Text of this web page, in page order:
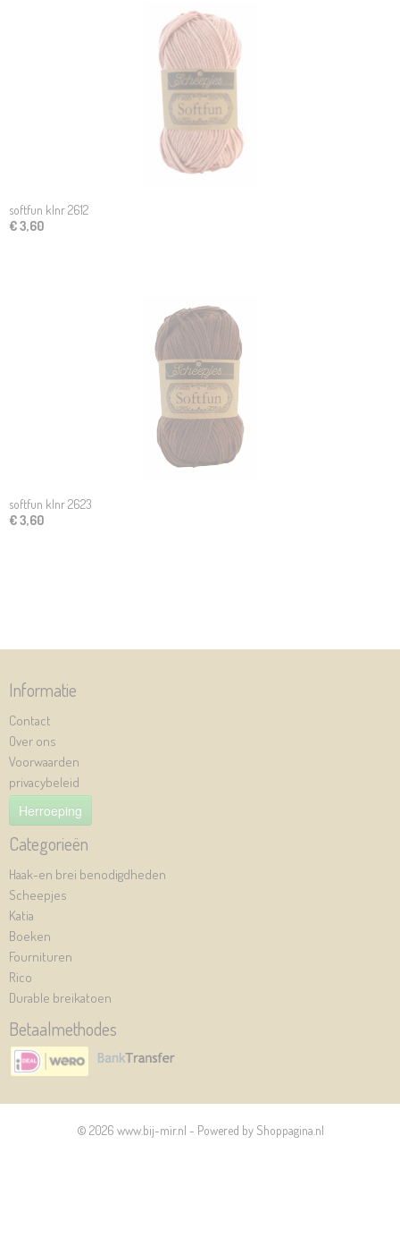
softfun klnr 2612
€ 3,60
softfun klnr 2623
€ 3,60
Informatie
Contact
Over ons
Voorwaarden
privacybeleid
Herroeping
Categorieën
Haak-en brei benodigdheden
Scheepjes
Katia
Boeken
Fournituren
Rico
Durable breikatoen
Betaalmethodes
© 2026 www.bij-mir.nl - Powered by Shoppagina.nl